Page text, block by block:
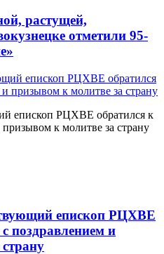
растущей,
отметили 95-
епископ РЦХВЕ обратился к
к молитве за страну
епископ РЦХВЕ
поздравлением и